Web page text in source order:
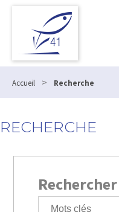
Accueil > Recherche
RECHERCHE
Rechercher